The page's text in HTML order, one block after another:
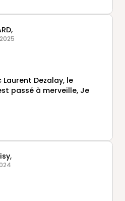
Dezalay, le
passé à merveille, Je